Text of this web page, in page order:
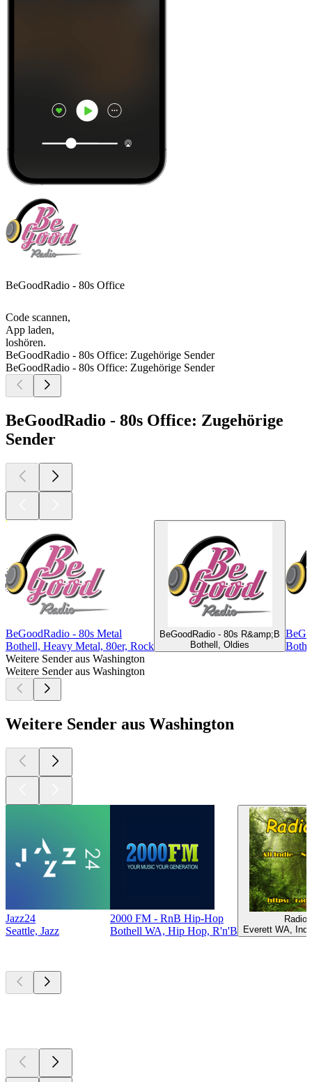
BeGoodRadio - 80s Office
Code scannen,
App laden,
loshören.
BeGoodRadio - 80s Office: Zugehörige Sender
BeGoodRadio - 80s Office: Zugehörige Sender
BeGoodRadio - 80s Office: Zugehörige
Sender
BeGoodRadio - 80s Metal
Bothell, Heavy Metal, 80er, Rock
BeGoodRadio - 80s R&amp;B
Bothell, Oldies
Weitere Sender aus Washington
Weitere Sender aus Washington
Weitere Sender aus Washington
Jazz24
Seattle, Jazz
2000 FM - RnB Hip-Hop
Bothell WA, Hip Hop, R'n'B
Everett WA,